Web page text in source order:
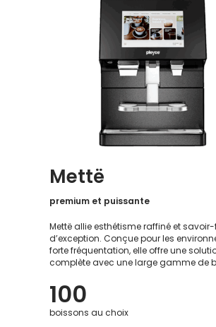
Mettë
premium et puissante
Mettë allie esthétisme raffiné et
d’exception. Conçue pour les
forte fréquentation, elle offre une
complète avec une large gamme de
100
boissons au choix